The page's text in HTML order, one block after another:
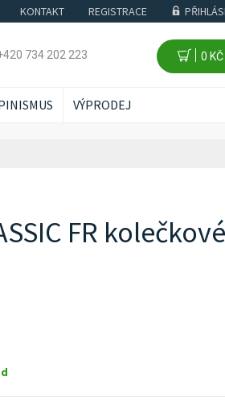
KONTAKT REGISTRACE
734 202 223 0 KČ
VÝPRODEJ
FR kolečkové